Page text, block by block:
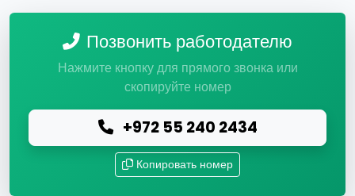
Позвонить работодателю
Нажмите кнопку для прямого звонка или
скопируйте номер
+972 55 240 2434
Копировать номер